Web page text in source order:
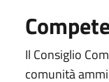
Il Consiglio
comunità